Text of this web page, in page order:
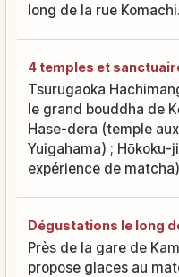
long de la rue Komachi.
4 temples et
Tsurugaoka
le grand bouddha de
Hase-dera (temple
Yuigahama) ;
expérience de
Dégustations le long
Près de la gare de
propose glaces au